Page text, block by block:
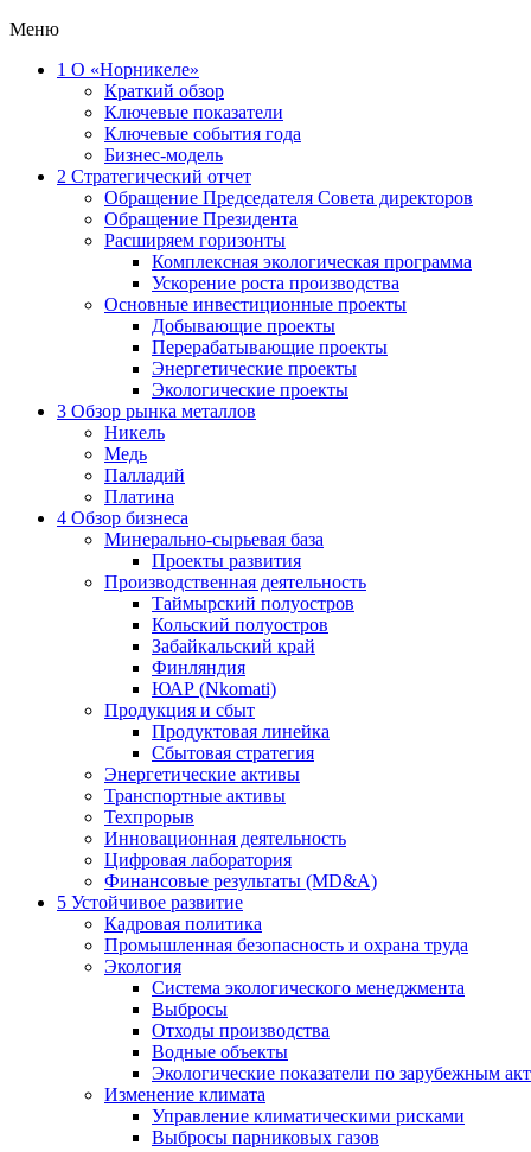
Меню
1 О «Норникеле»
Краткий обзор
Ключевые показатели
Ключевые события года
Бизнес-модель
2 Стратегический отчет
Обращение Председателя Совета директоров
Обращение Президента
Расширяем горизонты
Комплексная экологическая программа
Ускорение роста производства
Основные инвестиционные проекты
Добывающие проекты
Перерабатывающие проекты
Энергетические проекты
Экологические проекты
3 Обзор рынка металлов
Никель
Медь
Палладий
Платина
4 Обзор бизнеса
Минерально-сырьевая база
Проекты развития
Производственная деятельность
Таймырский полуостров
Кольский полуостров
Забайкальский край
Финляндия
ЮАР (Nkomati)
Продукция и сбыт
Продуктовая линейка
Сбытовая стратегия
Энергетические активы
Транспортные активы
Техпрорыв
Инновационная деятельность
Цифровая лаборатория
Финансовые результаты (MD&A)
5 Устойчивое развитие
Кадровая политика
Промышленная безопасность и охрана труда
Экология
Система экологического менеджмента
Выбросы
Отходы производства
Водные объекты
Экологические показатели по зарубежным
Изменение климата
Управление климатическими рисками
Выбросы парниковых газов